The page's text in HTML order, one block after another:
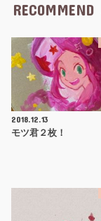
RECOMMEND
2018.12.13
モツ君２枚！